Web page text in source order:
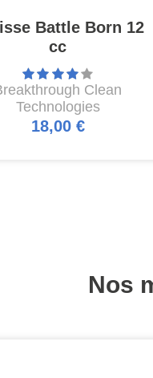
Battle Born 12
cc
Clean
Technologies
18,00 €
Nos